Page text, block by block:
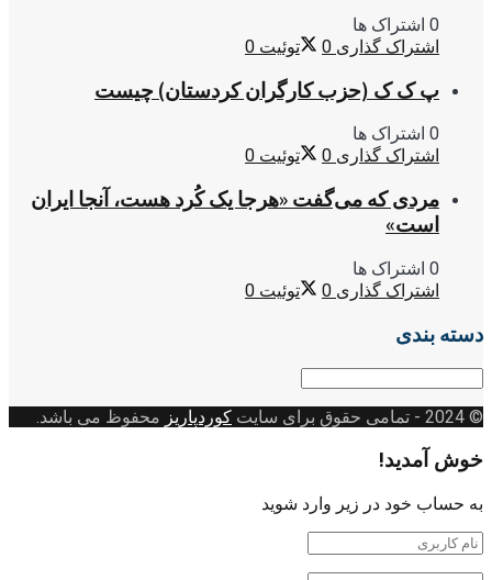
0 اشتراک ها
اشتراک گذاری 0 توئیت 0
پ ک ک (حزب کارگران کردستان) چیست
0 اشتراک ها
اشتراک گذاری 0 توئیت 0
مردی که می‌گفت «هرجا یک کُرد هست، آنجا ایران
است»
0 اشتراک ها
اشتراک گذاری 0 توئیت 0
دسته بندی
© 2024
- تمامی حقوق برای سایت کوردپاریز محفوظ می باشد.
خوش آمدید!
به حساب خود در زیر وارد شوید